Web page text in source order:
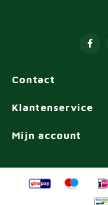
Contact
Klantenservice
Mijn account